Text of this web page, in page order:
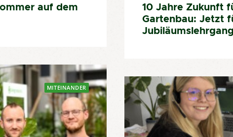
auf dem
10 Jahre Zukunft
Gartenbau: Jetzt
MITEINANDER